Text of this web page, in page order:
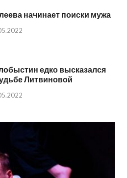
начинает поиски мужа
едко высказался
Литвиновой